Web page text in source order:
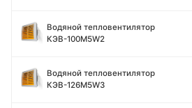
Водяной тепловентилятор
КЭВ-100M5W2
Водяной тепловентилятор
КЭВ-126M5W3